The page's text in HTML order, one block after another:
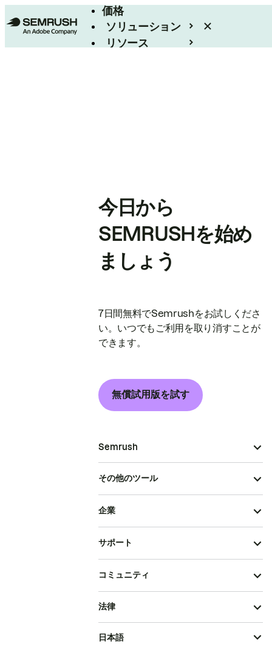
価格
ソリューション
リソース
今日から
SEMRUSHを始め
ましょう
7日間無料でSemrushをお試しくださ
い。いつでもご利用を取り消すことが
できます。
無償試用版を試す
Semrush
その他のツール
企業
サポート
コミュニティ
法律
日本語